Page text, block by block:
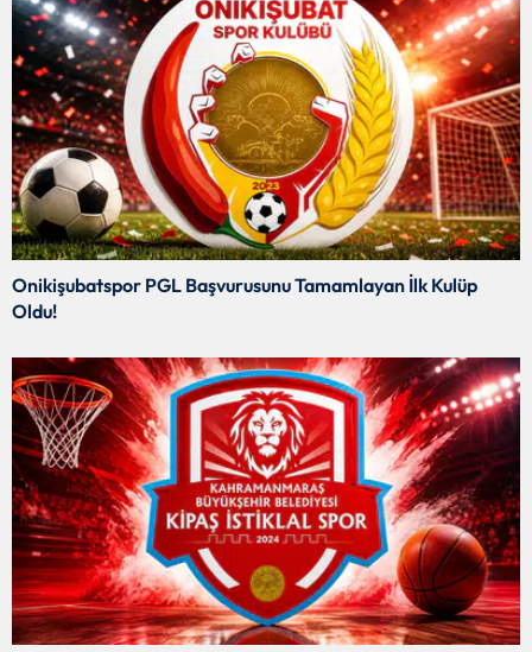
Kahramanmaraş'ta Gece Yarısı İki
Grup Kavga Etti
Kahramanmaraş'ta Kent Meydanı ve
Toptancılar Sitesi Açıldı
Kahramanmaraş Fuarı Esnafın
Umudunu Artırdı
Onikişubatspor PGL Başvurusunu Tamamlayan İlk Kulüp
Oldu!